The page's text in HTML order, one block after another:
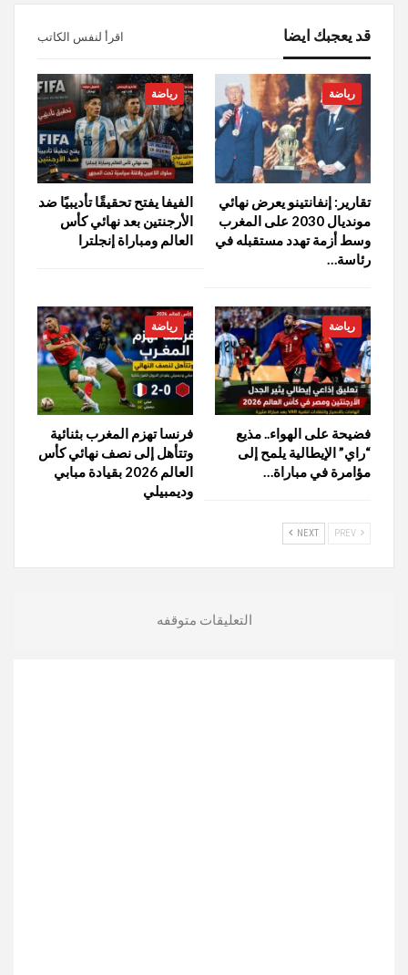
قد يعجبك ايضا اقرأ لنفس الكاتب
رياضة
تقارير: إنفانتينو يعرض نهائي
مونديال 2030 على المغرب
وسط أزمة تهدد مستقبله في
رئاسة…
رياضة
الفيفا يفتح تحقيقًا تأديبيًا ضد
الأرجنتين بعد نهائي كأس
العالم ومباراة إنجلترا
رياضة
فضيحة على الهواء.. مذيع
“راي” الإيطالية يلمح إلى
مؤامرة في مباراة…
رياضة
فرنسا تهزم المغرب بثنائية
وتتأهل إلى نصف نهائي كأس
العالم 2026 بقيادة مبابي
وديمبيلي
NEXT
التعليقات متوقفه